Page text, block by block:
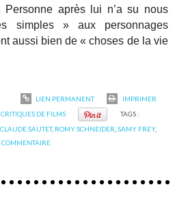
Personne après lui n’a su nous
simples » aux personnages
aussi bien de « choses de la vie
LIEN PERMANENT
IMPRIMER
DE FILMS
TAGS :
,CLAUDE SAUTET, ROMY SCHNEIDER ,SAMY FREY,
COMMENTAIRE